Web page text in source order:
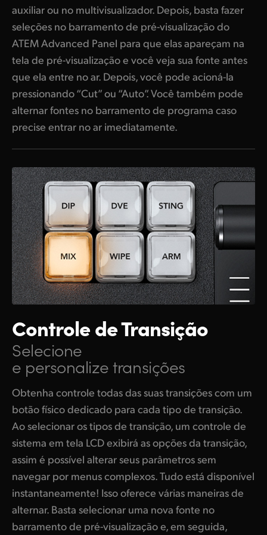
auxiliar ou no multivisualizador. Depois, basta fazer
seleções no barramento de pré-visualização do
ATEM Advanced Panel para que elas apareçam na
tela de pré-visualização e você veja sua fonte antes
que ela entre no ar. Depois, você pode acioná-la
pressionando “Cut” ou “Auto”. Você também pode
alternar fontes no barramento de programa caso
precise entrar no ar imediatamente.
Controle de Transição
Selecione
e personalize transições
Obtenha controle todas das suas transições com um
botão físico dedicado para cada tipo de transição.
Ao selecionar os tipos de transição, um controle de
sistema em tela LCD exibirá as opções da transição,
assim é possível alterar seus parâmetros sem
navegar por menus complexos. Tudo está disponível
instantaneamente! Isso oferece várias maneiras de
alternar. Basta selecionar uma nova fonte no
barramento de pré-visualização e, em seguida,